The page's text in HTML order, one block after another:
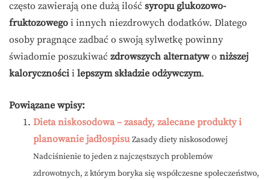
często zawierają one dużą ilość syropu glukozowo-
fruktozowego i innych niezdrowych dodatków. Dlatego
osoby pragnące zadbać o swoją sylwetkę powinny
świadomie poszukiwać zdrowszych alternatywo niższej
kaloryczności i lepszym składzie odżywczym.
Powiązane wpisy:
Dieta niskosodowa – zasady, zalecane produkty i
planowanie jadłospisu Zasady diety niskosodowej
Nadciśnienie to jeden z najczęstszych problemów
zdrowotnych, z którym boryka się współczesne społeczeństwo,